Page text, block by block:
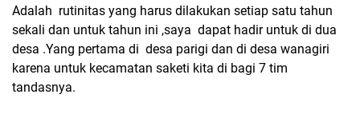
Adalah rutinitas yang harus dilakukan setiap satu tahun
sekali dan untuk tahun ini ,saya dapat hadir untuk di dua
desa .Yang pertama di desa parigi dan di desa wanagiri
karena untuk kecamatan saketi kita di bagi 7 tim
tandasnya.